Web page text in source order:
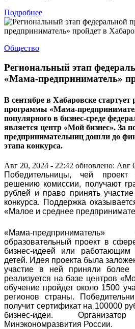
Подробнее
Общество
Региональный этап
«Мама-предприниматель»
В сентябре в Хабаровске стартует
программы «Мама-
популярного в бизнес-среде
является центр «Мой бизнес». За
предпринимательниц дошли до
этапа конкурса.
Авг 20, 2024 - 22:42 обновлено: Авг
Победительницы, чей
решению комиссии, получают
рублей и право принять
конкурса. Поддержка
«Малое и среднее
«Мама-
образовательный проект в
бизнес-идеей или
детей. Идея проекта была
участие в ней приняли
реализуется на базе центров
обучение пройдет около 1500
регионов страны.
получит сертификат на 100000
бизнес-идеи.
Минэкономразвития России.